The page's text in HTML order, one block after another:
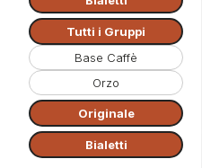
Tutti i Gruppi
Base Caffè
Orzo
Originale
Bialetti